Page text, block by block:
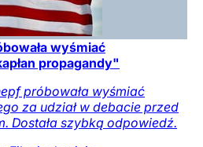
wyśmiać
propagandy"
próbowała wyśmiać
za udział w debacie przed
Dostała szybką odpowiedź.